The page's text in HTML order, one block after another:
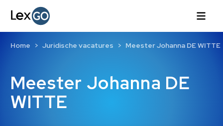
Meester Johanna DE
WITTE
Home Juridische vacatures Meester Johanna DE WITTE